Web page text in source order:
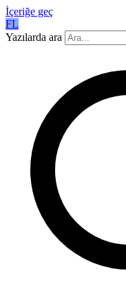
İçeriğe geç
FL
Yazılarda ara